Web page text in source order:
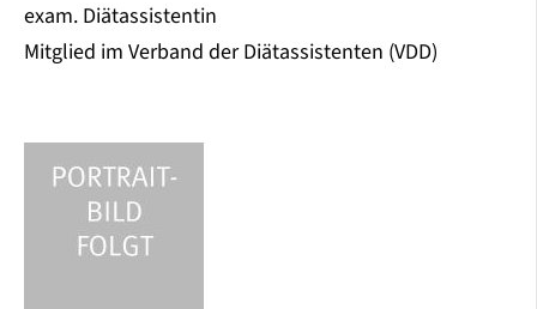
exam. Diätassistentin
Mitglied im Verband der Diätassistenten (VDD)